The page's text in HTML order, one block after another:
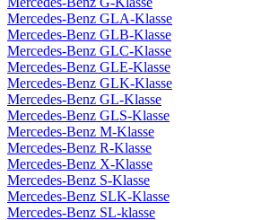
Mercedes-Benz GLA-Klasse
Mercedes-Benz GLB-Klasse
Mercedes-Benz GLC-Klasse
Mercedes-Benz GLE-Klasse
Mercedes-Benz GLK-Klasse
Mercedes-Benz GL-Klasse
Mercedes-Benz GLS-Klasse
Mercedes-Benz M-Klasse
Mercedes-Benz R-Klasse
Mercedes-Benz X-Klasse
Mercedes-Benz S-Klasse
Mercedes-Benz SLK-Klasse
Mercedes-Benz SL-klasse